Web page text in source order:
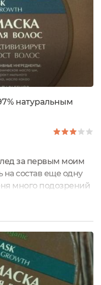
натуральным
за первым моим
состав еще одну
много подозрений
активизирует рост
отзывов в
я решила
покорила